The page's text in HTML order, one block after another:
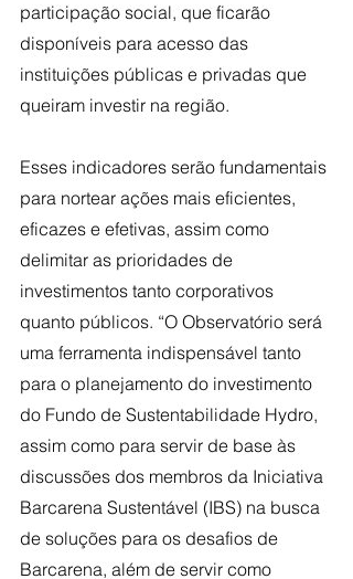
participação social, que ficarão
disponíveis para acesso das
instituições públicas e privadas que
queiram investir na região.
Esses indicadores serão fundamentais
para nortear ações mais eficientes,
eficazes e efetivas, assim como
delimitar as prioridades de
investimentos tanto corporativos
quanto públicos. “O Observatório será
uma ferramenta indispensável tanto
para o planejamento do investimento
do Fundo de Sustentabilidade Hydro,
assim como para servir de base às
discussões dos membros da Iniciativa
Barcarena Sustentável (IBS) na busca
de soluções para os desafios de
Barcarena, além de servir como